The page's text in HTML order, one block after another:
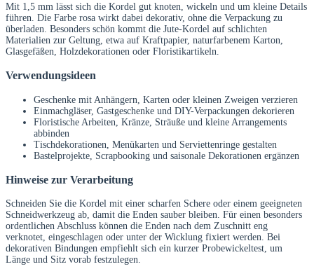
Mit 1,5 mm lässt sich die Kordel gut knoten, wickeln und um kleine Details
führen. Die Farbe rosa wirkt dabei dekorativ, ohne die Verpackung zu
überladen. Besonders schön kommt die Jute-Kordel auf schlichten
Materialien zur Geltung, etwa auf Kraftpapier, naturfarbenem Karton,
Glasgefäßen, Holzdekorationen oder Floristikartikeln.
Verwendungsideen
Geschenke mit Anhängern, Karten oder kleinen Zweigen verzieren
Einmachgläser, Gastgeschenke und DIY-Verpackungen dekorieren
Floristische Arbeiten, Kränze, Sträuße und kleine Arrangements
abbinden
Tischdekorationen, Menükarten und Serviettenringe gestalten
Bastelprojekte, Scrapbooking und saisonale Dekorationen ergänzen
Hinweise zur Verarbeitung
Schneiden Sie die Kordel mit einer scharfen Schere oder einem geeigneten
Schneidwerkzeug ab, damit die Enden sauber bleiben. Für einen besonders
ordentlichen Abschluss können die Enden nach dem Zuschnitt eng
verknotet, eingeschlagen oder unter der Wicklung fixiert werden. Bei
dekorativen Bindungen empfiehlt sich ein kurzer Probewickeltest, um
Länge und Sitz vorab festzulegen.